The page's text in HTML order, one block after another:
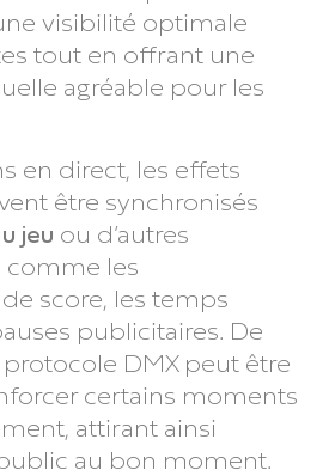
visibilité optimale
tout en offrant une
agréable pour les
en direct, les effets
être synchronisés
jeu ou d’autres
comme les
score, les temps
publicitaires. De
DMX peut être
certains moments
attirant ainsi
au bon moment.